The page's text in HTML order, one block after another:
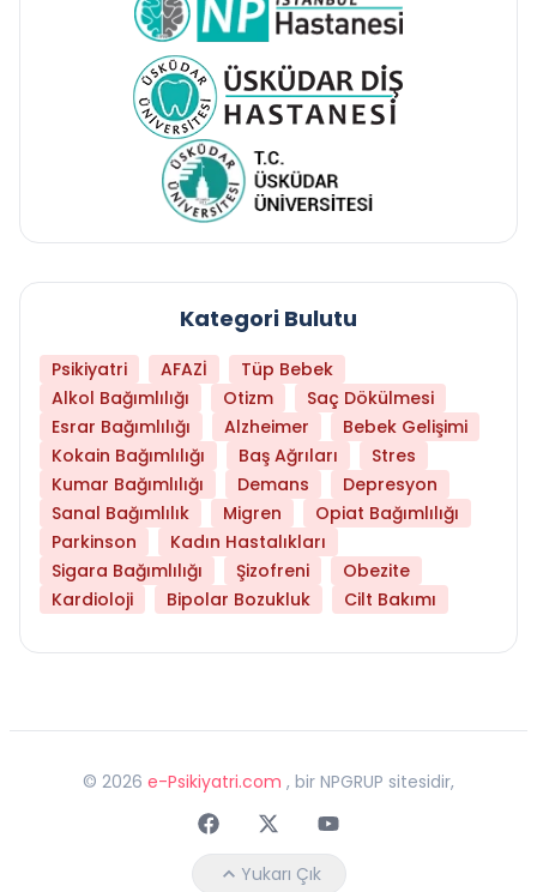
Kategori Bulutu
Psikiyatri AFAZİ
Tüp Bebek
Alkol Bağımlılığı
Otizm
Saç Dökülmesi
Esrar Bağımlılığı
Alzheimer
Bebek Gelişimi
Kokain Bağımlılığı
Baş Ağrıları
Stres
Kumar Bağımlılığı
Demans
Depresyon
Sanal Bağımlılık
Migren
Opiat Bağımlılığı
Parkinson
Kadın Hastalıkları
Sigara Bağımlılığı
Şizofreni
Obezite
Kardioloji
Bipolar Bozukluk Cilt Bakımı
© 2026 e-Psikiyatri.com , bir NPGRUP sitesidir,
FaceebokTwitterYoutube
Yukarı Çık